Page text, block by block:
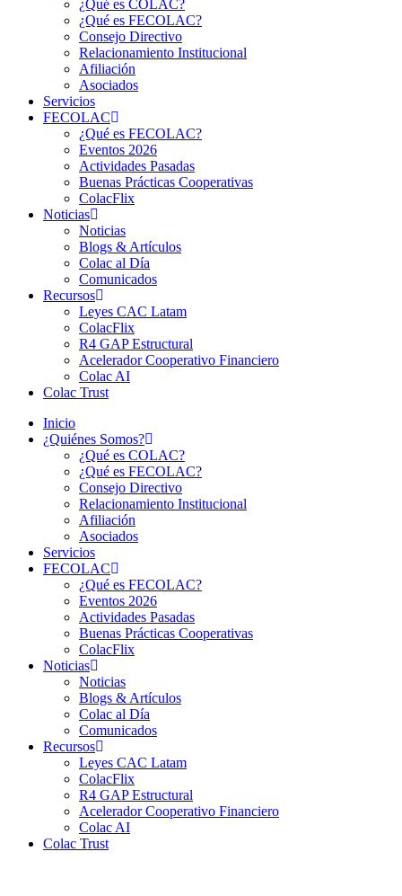
¿Qué es COLAC?
¿Qué es FECOLAC?
Consejo Directivo
Relacionamiento Institucional
Afiliación
Asociados
Servicios
FECOLAC
¿Qué es FECOLAC?
Eventos 2026
Actividades Pasadas
Buenas Prácticas Cooperativas
ColacFlix
Noticias
Noticias
Blogs & Artículos
Colac al Día
Comunicados
Recursos
Leyes CAC Latam
ColacFlix
R4 GAP Estructural
Acelerador Cooperativo Financiero
Colac AI
Colac Trust
Inicio
¿Quiénes Somos?
¿Qué es COLAC?
¿Qué es FECOLAC?
Consejo Directivo
Relacionamiento Institucional
Afiliación
Asociados
Servicios
FECOLAC
¿Qué es FECOLAC?
Eventos 2026
Actividades Pasadas
Buenas Prácticas Cooperativas
ColacFlix
Noticias
Noticias
Blogs & Artículos
Colac al Día
Comunicados
Recursos
Leyes CAC Latam
ColacFlix
R4 GAP Estructural
Acelerador Cooperativo Financiero
Colac AI
Colac Trust